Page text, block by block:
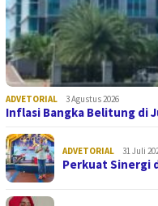
ADVETORIAL 3 Agustus 2026
Inflasi Bangka Belitung di
ADVETORIAL 31 Juli
Perkuat Sinergi